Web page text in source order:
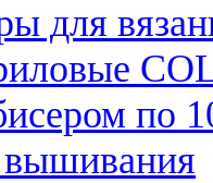
для
по